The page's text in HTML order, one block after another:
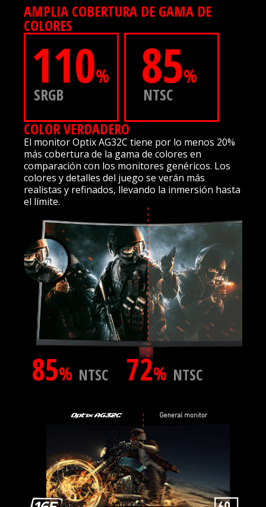
AMPLIA COBERTURA DE GAMA DE
COLORES
110%
SRGB 85%
NTSC
COLOR VERDADERO
El monitor Optix AG32C tiene por lo menos 20%
más cobertura de la gama de colores en
comparación con los monitores genéricos. Los
colores y detalles del juego se verán más
realistas y refinados, llevando la inmersión hasta
el límite.
85% NTSC 72% NTSC